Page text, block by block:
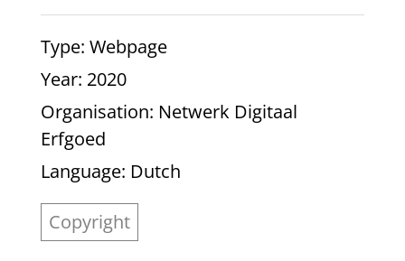
Type: Webpage
Year: 2020
Organisation: Netwerk Digitaal
Erfgoed
Language: Dutch
Copyright